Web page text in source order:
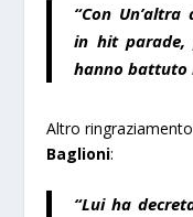
“Con
in hit parade,
hanno battuto
Altro
Baglioni:
“Lui ha